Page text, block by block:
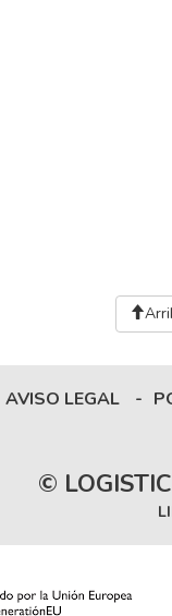
AVISO LEGAL -
©